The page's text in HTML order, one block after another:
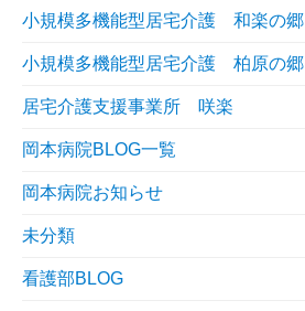
小規模多機能型居宅介護 和楽の郷
小規模多機能型居宅介護 柏原の郷
居宅介護支援事業所 咲楽
岡本病院BLOG一覧
岡本病院お知らせ
未分類
看護部BLOG